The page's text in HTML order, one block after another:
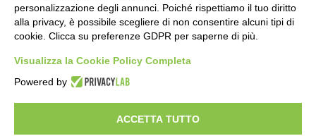
Assegnati a Sogemi quattro mercati
comunali coperti
4 ore fa
A Santa Giulia tre nuove vie dedicate a
Guidi Cingolani, Zampori e Marchelli
10 ore fa
personalizzazione degli annunci. Poiché rispettiamo il tuo diritto
alla privacy, è possibile scegliere di non consentire alcuni tipi di
cookie. Clicca su preferenze GDPR per saperne di più.
Visualizza la Cookie Policy Completa
Powered by
ACCETTA TUTTO